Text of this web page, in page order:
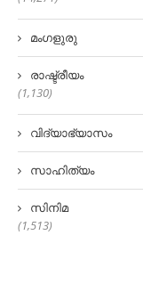
മംഗളുരു
രാഷ്ട്രീയം
(1,130)
വിദ്യാഭ്യാസം
സാഹിത്യം
സിനിമ
(1,513)